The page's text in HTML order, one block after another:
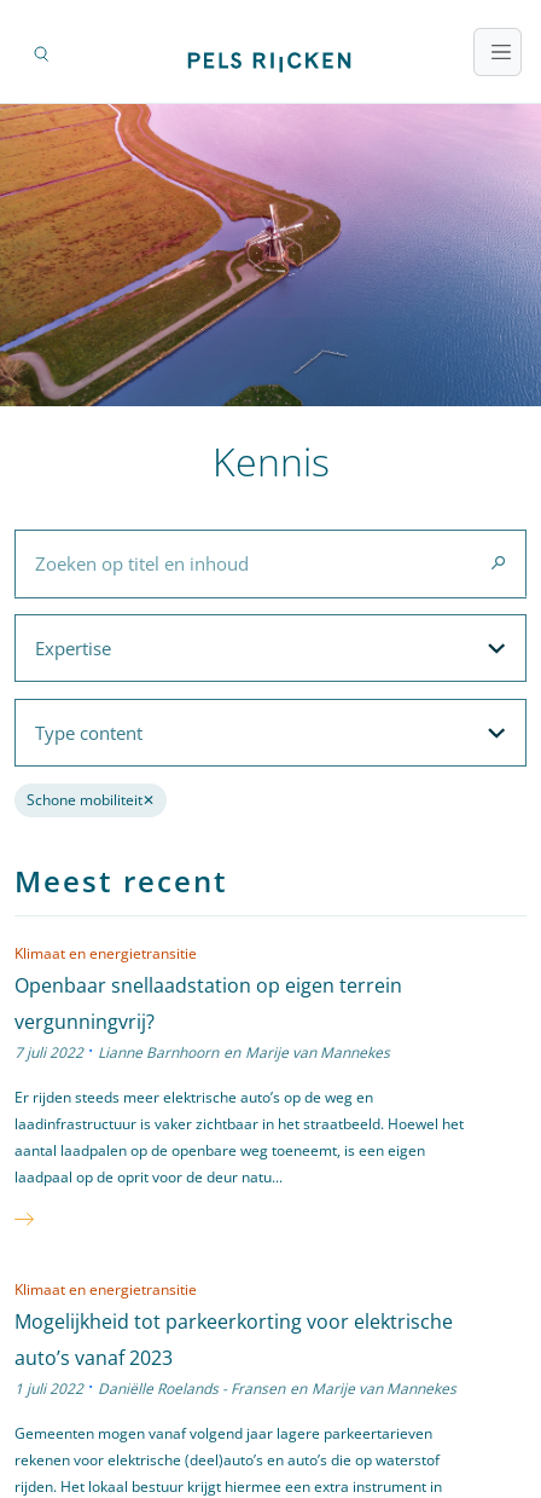
Kennis
Zoeken op titel en inhoud
Expertise
Expertise
Filteropties
Met filters voor
Expertise
en
Thema's
Type content
Type content
Filteropties
Verwijder de filter
Schone mobiliteit✕
Meest recent
Klimaat en energietransitie
Openbaar snellaadstation op eigen terrein
vergunningvrij?
7 juli 2022 · Lianne Barnhoorn en Marije van Mannekes
Er rijden steeds meer elektrische auto’s op de weg en
laadinfrastructuur is vaker zichtbaar in het straatbeeld. Hoewel het
aantal laadpalen op de openbare weg toeneemt, is een eigen
laadpaal op de oprit voor de deur natu...
Klimaat en energietransitie
Mogelijkheid tot parkeerkorting voor elektrische
auto’s vanaf 2023
1 juli 2022 · Daniëlle Roelands - Fransen en Marije van Mannekes
Gemeenten mogen vanaf volgend jaar lagere parkeertarieven
rekenen voor elektrische (deel)auto’s en auto’s die op waterstof
rijden. Het lokaal bestuur krijgt hiermee een extra instrument in